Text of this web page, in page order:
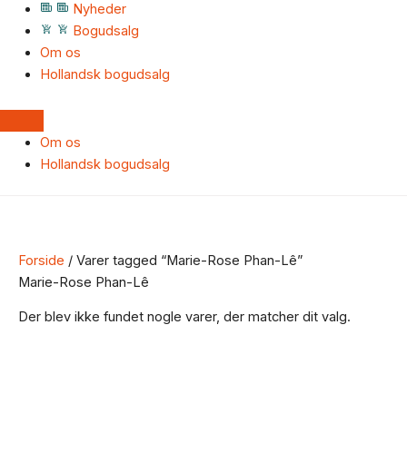
Nyheder
Bogudsalg
Om os
Hollandsk bogudsalg
Om os
Hollandsk bogudsalg
Forside / Varer tagged “Marie-Rose Phan-Lê”
Marie-Rose Phan-Lê
Der blev ikke fundet nogle varer, der matcher dit valg.